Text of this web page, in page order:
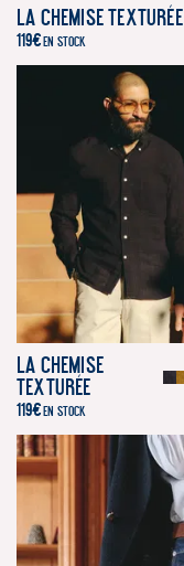
La Chemise Texturée
119€ EN STOCK
La Chemise
Texturée
119€EN STOCK